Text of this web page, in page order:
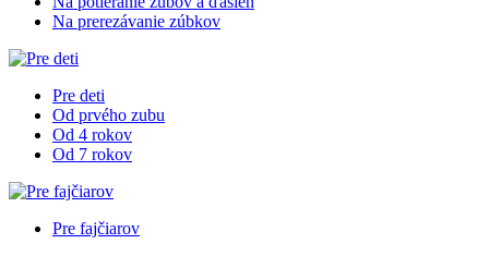
Na prerezávanie zúbkov
Pre deti
Od prvého zubu
Od 4 rokov
Od 7 rokov
Pre fajčiarov